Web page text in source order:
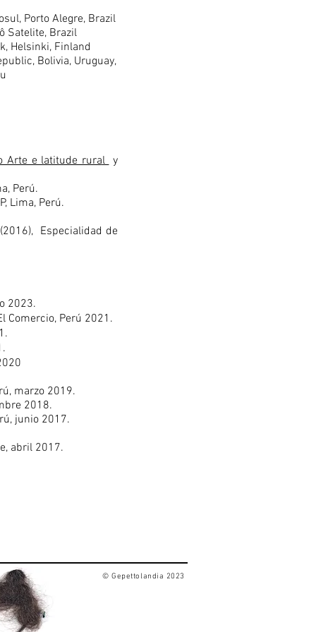
Porto Alegre, Brazil
Satelite, Brazil
Helsinki, Finland
Bolivia, Uruguay,
Arte e latitude ruraly
Perú.
Lima, Perú.
Especialidad de
2023.
Comercio, Perú 2021.
marzo 2019.
2018.
junio 2017.
abril 2017.
© Gepettolandia 2023